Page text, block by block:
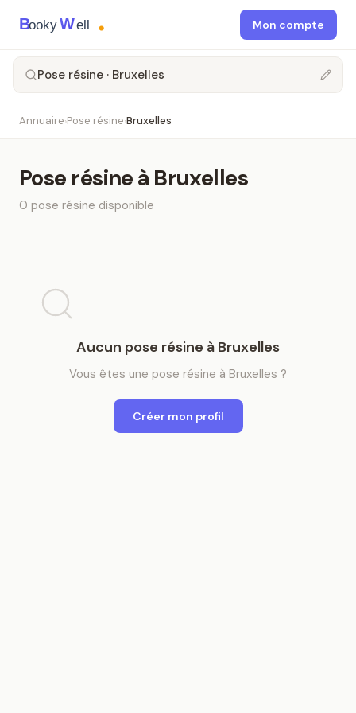
BookyWell Mon compte
Pose résine · Bruxelles
Annuaire›Pose résine›Bruxelles
Pose résineà Bruxelles
0 pose résine disponible
Aucun pose résine à Bruxelles
Vous êtes une pose résine à Bruxelles ?
Créer mon profil